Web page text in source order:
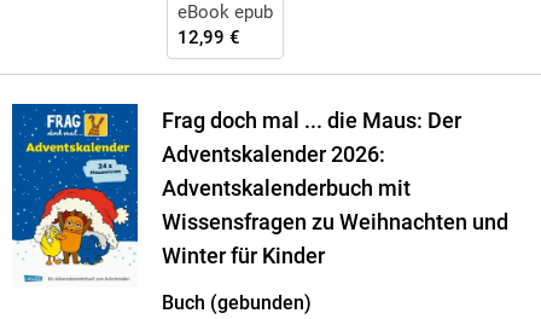
eBook epub
12,99 €
Frag doch mal ... die Maus: Der
Adventskalender 2026:
Adventskalenderbuch mit
Wissensfragen zu Weihnachten und
Winter für Kinder
Buch (gebunden)